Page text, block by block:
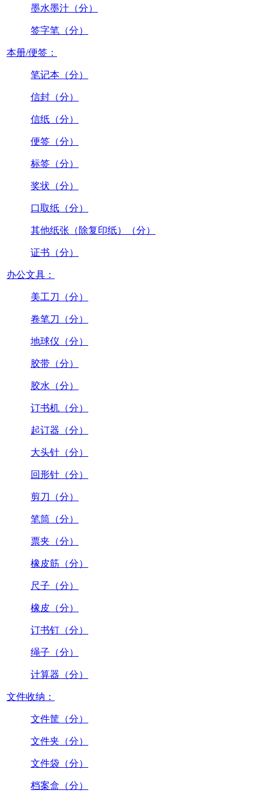
墨水墨汁（分）
签字笔（分）
本册/便签：
笔记本（分）
信封（分）
信纸（分）
便签（分）
标签（分）
奖状（分）
口取纸（分）
其他纸张（除复印纸）（分）
证书（分）
办公文具：
美工刀（分）
卷笔刀（分）
地球仪（分）
胶带（分）
胶水（分）
订书机（分）
起订器（分）
大头针（分）
回形针（分）
剪刀（分）
笔筒（分）
票夹（分）
橡皮筋（分）
尺子（分）
橡皮（分）
订书钉（分）
绳子（分）
计算器（分）
文件收纳：
文件筐（分）
文件夹（分）
文件袋（分）
档案盒（分）